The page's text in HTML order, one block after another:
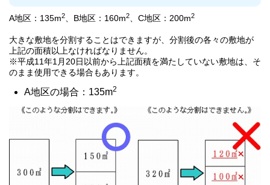
A地区：135m2 、B地区：160m2 、C地区：200m2
大きな敷地を分割することはできますが、分割後の各々の敷地が
上記の面積以上なければなりません。
※平成11年1月20日以前から上記面積を満たしていない敷地は、そ
のまま使用できる場合もあります。
A地区の場合：135m2